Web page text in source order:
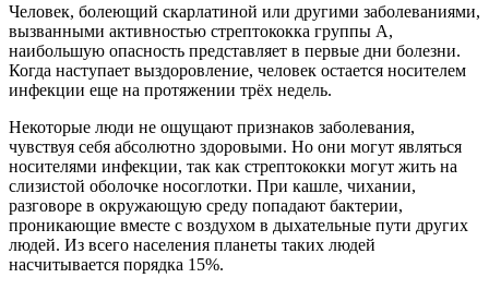
Человек, болеющий скарлатиной или другими заболеваниями,
вызванными активностью стрептококка группы А,
наибольшую опасность представляет в первые дни болезни.
Когда наступает выздоровление, человек остается носителем
инфекции еще на протяжении трёх недель.
Некоторые люди не ощущают признаков заболевания,
чувствуя себя абсолютно здоровыми. Но они могут являться
носителями инфекции, так как стрептококки могут жить на
слизистой оболочке носоглотки. При кашле, чихании,
разговоре в окружающую среду попадают бактерии,
проникающие вместе с воздухом в дыхательные пути других
людей. Из всего населения планеты таких людей
насчитывается порядка 15%.